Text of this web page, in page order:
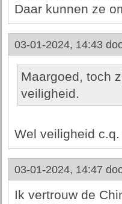
Daar kunnen ze
03-01-2024, 14:43
Maargoed, toch
veiligheid.
Wel veiligheid
03-01-2024, 14:47
Ik vertrouw de